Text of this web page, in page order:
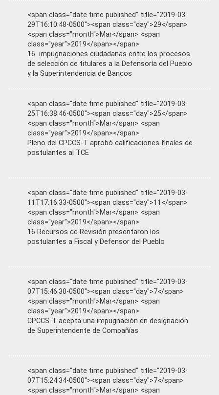
<span class="date time published" title="2019-03-
29T16:10:48-0500"><span class="day">29</span>
<span class="month">Mar</span> <span
class="year">2019</span></span>
16 impugnaciones ciudadanas entre los procesos
de selección de titulares a la Defensoría del Pueblo
y la Superintendencia de Bancos
<span class="date time published" title="2019-03-
25T16:38:46-0500"><span class="day">25</span>
<span class="month">Mar</span> <span
class="year">2019</span></span>
Pleno del CPCCS-T aprobó calificaciones finales de
postulantes al TCE
<span class="date time published" title="2019-03-
11T17:16:33-0500"><span class="day">11</span>
<span class="month">Mar</span> <span
class="year">2019</span></span>
16 Recursos de Revisión presentaron los
postulantes a Fiscal y Defensor del Pueblo
<span class="date time published" title="2019-03-
07T15:46:30-0500"><span class="day">7</span>
<span class="month">Mar</span> <span
class="year">2019</span></span>
CPCCS-T acepta una impugnación en designación
de Superintendente de Compañías
<span class="date time published" title="2019-03-
07T15:24:34-0500"><span class="day">7</span>
<span class="month">Mar</span> <span